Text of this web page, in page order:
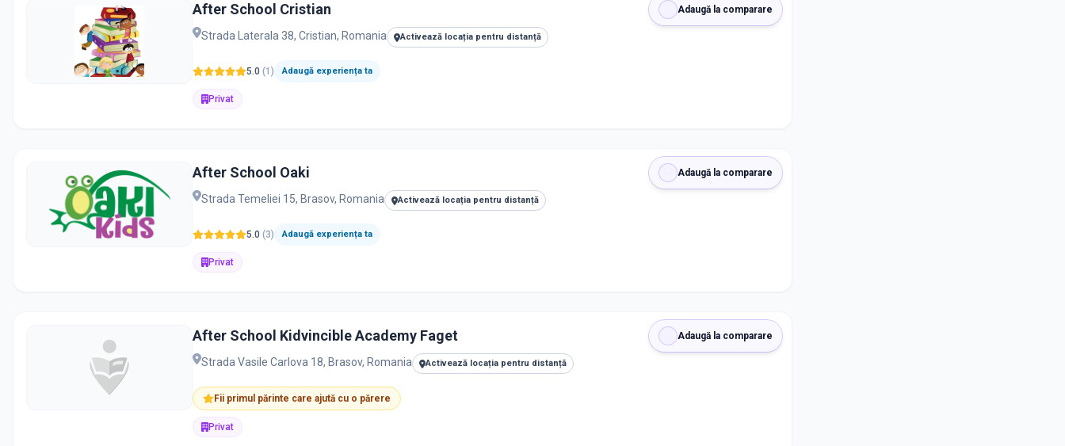
Adaugă la comparare
After School Cristian
Strada Laterala 38, Cristian, Romania Activează locația pentru distanță
5.0 (1 ) Adaugă experiența ta
Privat
Adaugă la comparare
After School Oaki
Strada Temeliei 15, Brasov, Romania Activează locația pentru distanță
5.0 (3) Adaugă experiența ta
Privat
Adaugă la comparare
After School Kidvincible Academy Faget
Strada Vasile Carlova 18, Brasov, Romania Activează locația pentru distanță
Fii primul părinte care ajută cu o părere
Privat